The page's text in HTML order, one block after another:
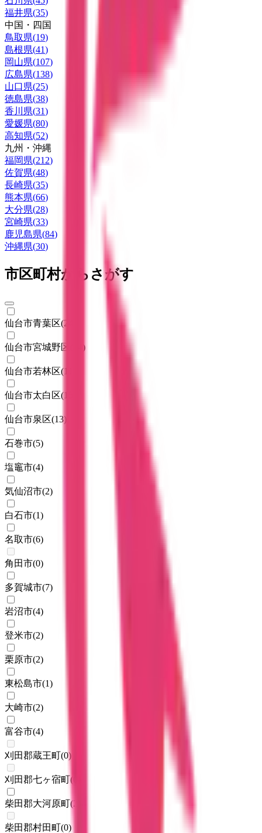
福井県(35)
中国・四国
鳥取県(19)
島根県(41)
岡山県(107)
広島県(138)
山口県(25)
徳島県(38)
香川県(31)
愛媛県(80)
高知県(52)
九州・沖縄
福岡県(212)
佐賀県(48)
長崎県(35)
熊本県(66)
大分県(28)
宮崎県(33)
鹿児島県(84)
沖縄県(30)
市区町村からさがす
仙台市青葉区(24
仙台市宮城野区 )
仙台市若林区(11
仙台市太白区(15
仙台市泉区(13)
石巻市(5)
塩竈市(4)
気仙沼市(2)
白石市(1)
名取市(6)
角田市(0)
多賀城市(7)
岩沼市(4)
登米市(2)
栗原市(2)
東松島市(1)
大崎市(2)
富谷市(4)
刈田郡蔵王町(0)
刈田郡七ヶ宿町(
柴田郡大河原町(2
柴田郡村田町(0)